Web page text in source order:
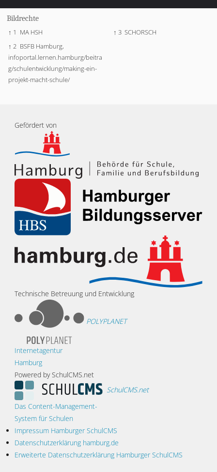
Bildrechte
↑ 1 MA HSH
↑ 2 BSFB Hamburg,
infoportal.lernen.hamburg/beitra
g/schulentwicklung/making-ein-
projekt-macht-schule/
↑ 3 SCHORSCH
Gefördert von
Technische Betreuung und Entwicklung
POLYPLANET
Internetagentur
Hamburg
Powered by SchulCMS.net
SchulCMS.net
Das Content-Management-
System für Schulen
Impressum Hamburger SchulCMS
Datenschutzerklärung hamburg.de
Erweiterte Datenschutzerklärung Hamburger SchulCMS